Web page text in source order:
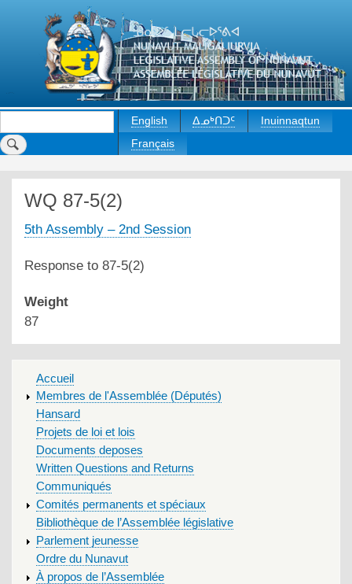
to
main
content
English ᐃᓄᒃᑎᑐᑦ
Inuinnaqtun
Français
WQ 87-5(2)
5th Assembly – 2nd Session
Response to 87-5(2)
Weight
87
MAIN
MENU
Accueil
Membres de l'Assemblée (Députés)
Hansard
Projets de loi et lois
Documents deposes
Written Questions and Returns
Communiqués
Comités permanents et spéciaux
Bibliothèque de l’Assemblée législative
Parlement jeunesse
Ordre du Nunavut
À propos de l’Assemblée